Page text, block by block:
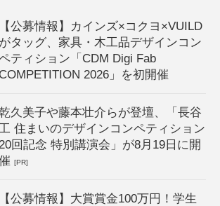
【公募情報】カインズ×コクヨ×VUILD
がタッグ、家具・木工品デザインコン
ティション「CDM Digi Fab
COMPETITION 2026」を初開催
久美子や藤本壮介らが登壇、「長谷
住まいのデザインコンペティション
回記念 特別講演会」が8月19日に開
[PR]
【公募情報】大賞賞金100万円！学生